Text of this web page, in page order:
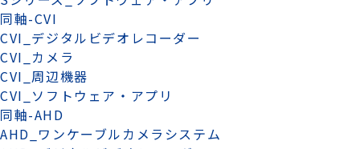
同軸-CVI
CVI_デジタルビデオレコーダー
CVI_カメラ
CVI_周辺機器
CVI_ソフトウェア・アプリ
同軸-AHD
AHD_ワンケーブルカメラシステム